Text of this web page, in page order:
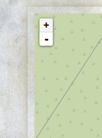
marbres jaunes
+
-